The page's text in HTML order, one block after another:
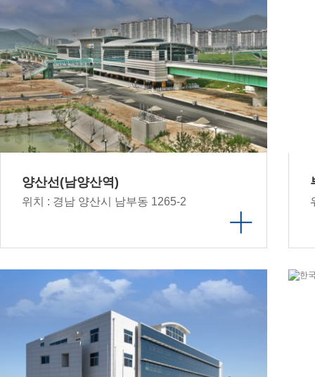
양산선(남양산역)
위치 : 경남 양산시 남부동 1265-2